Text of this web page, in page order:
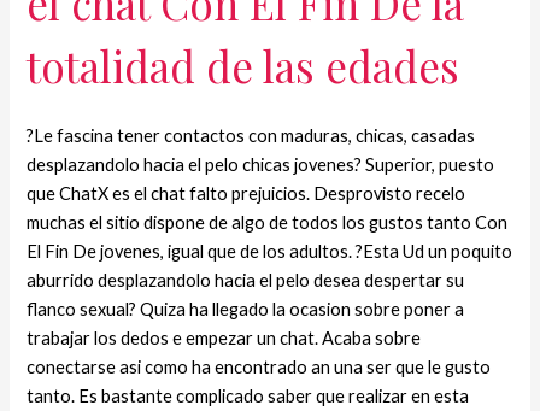
totalidad de las edades
?Le fascina tener contactos con maduras, chicas, casadas
desplazandolo hacia el pelo chicas jovenes? Superior, puesto
que ChatX es el chat falto prejuicios. Desprovisto recelo
muchas el sitio dispone de algo de todos los gustos tanto Con
El Fin De jovenes, igual que de los adultos. ?Esta Ud un poquito
aburrido desplazandolo hacia el pelo desea despertar su
flanco sexual? Quiza ha llegado la ocasion sobre poner a
trabajar los dedos e empezar un chat. Acaba sobre
conectarse asi­ como ha encontrado an una ser que le gusto
tanto. Es bastante complicado saber que realizar en esta